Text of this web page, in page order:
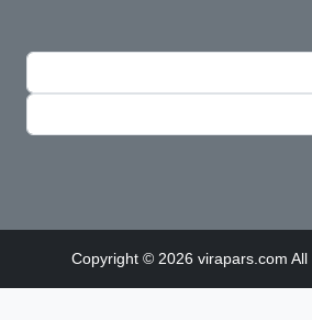
Copyright © 2026 virapars.com All